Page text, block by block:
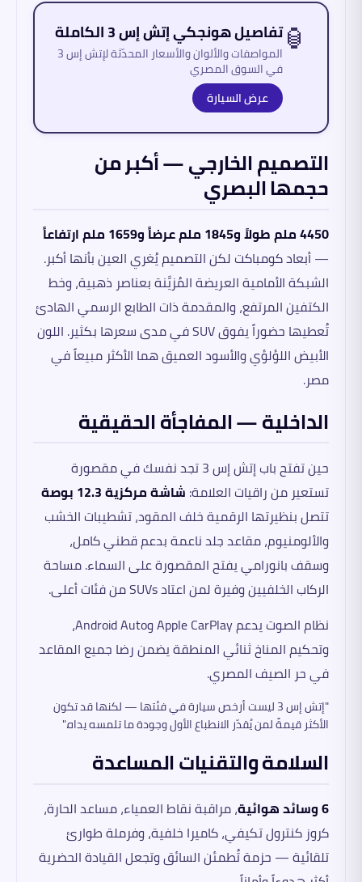
🏮تفاصيل هونجكي إتش إس 3 الكاملة
المواصفات والألوان والأسعار المحدّثة لإتش إس 3
في السوق المصري
عرض السيارة
التصميم الخارجي — أكبر من
حجمها البصري
4450 ملم طولاً و1845 ملم عرضاً و1659 ملم ارتفاعاً
— أبعاد كومباكت لكن التصميم يُغري العين بأنها أكبر.
الشبكة الأمامية العريضة المُزيَّنة بعناصر ذهبية، وخط
الكتفين المرتفع، والمقدمة ذات الطابع الرسمي الهادئ
تُعطيها حضوراً يفوق SUV في مدى سعرها بكثير. اللون
الأبيض اللؤلؤي والأسود العميق هما الأكثر مبيعاً في
مصر.
الداخلية — المفاجأة الحقيقية
حين تفتح باب إتش إس 3 تجد نفسك في مقصورة
تستعير من راقيات العلامة: شاشة مركزية 12.3 بوصة
تتصل بنظيرتها الرقمية خلف المقود، تشطيبات الخشب
والألومنيوم، مقاعد جلد ناعمة بدعم قطني كامل،
وسقف بانورامي يفتح المقصورة على السماء. مساحة
الركاب الخلفيين وفيرة لمن اعتاد SUVs من فئات أعلى.
نظام الصوت يدعم Apple CarPlay وAndroid Auto،
وتحكيم المناخ ثنائي المنطقة يضمن رضا جميع المقاعد
في حر الصيف المصري.
"إتش إس 3 ليست أرخص سيارة في فئتها — لكنها قد تكون
الأكثر قيمةً لمن يُقدّر الانطباع الأول وجودة ما تلمسه يداه."
السلامة والتقنيات المساعدة
6 وسائد هوائية
، مراقبة نقاط العمياء، مساعد الحارة،
كروز كنترول تكيفي، كاميرا خلفية، وفرملة طوارئ
تلقائية — حزمة تُطمئن السائق وتجعل القيادة الحضرية